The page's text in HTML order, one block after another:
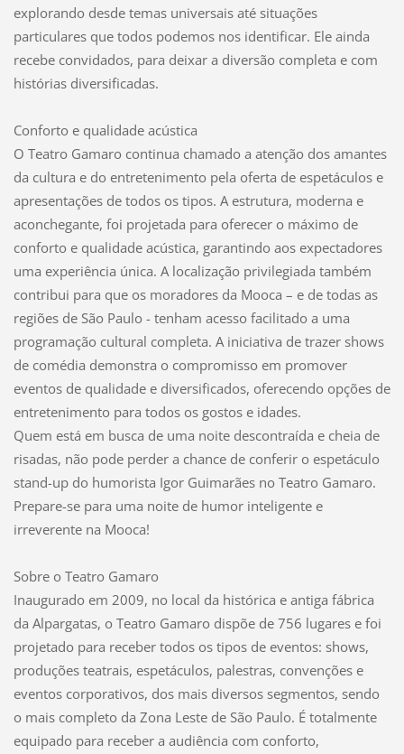
explorando desde temas universais até situações
particulares que todos podemos nos identificar. Ele ainda
recebe convidados, para deixar a diversão completa e com
histórias diversificadas.
Conforto e qualidade acústica
O Teatro Gamaro continua chamado a atenção dos amantes
da cultura e do entretenimento pela oferta de espetáculos e
apresentações de todos os tipos. A estrutura, moderna e
aconchegante, foi projetada para oferecer o máximo de
conforto e qualidade acústica, garantindo aos expectadores
uma experiência única. A localização privilegiada também
contribui para que os moradores da Mooca – e de todas as
regiões de São Paulo - tenham acesso facilitado a uma
programação cultural completa. A iniciativa de trazer shows
de comédia demonstra o compromisso em promover
eventos de qualidade e diversificados, oferecendo opções de
entretenimento para todos os gostos e idades.
Quem está em busca de uma noite descontraída e cheia de
risadas, não pode perder a chance de conferir o espetáculo
stand-up do humorista Igor Guimarães no Teatro Gamaro.
Prepare-se para uma noite de humor inteligente e
irreverente na Mooca!
Sobre o Teatro Gamaro
Inaugurado em 2009, no local da histórica e antiga fábrica
da Alpargatas, o Teatro Gamaro dispõe de 756 lugares e foi
projetado para receber todos os tipos de eventos: shows,
produções teatrais, espetáculos, palestras, convenções e
eventos corporativos, dos mais diversos segmentos, sendo
o mais completo da Zona Leste de São Paulo. É totalmente
equipado para receber a audiência com conforto,